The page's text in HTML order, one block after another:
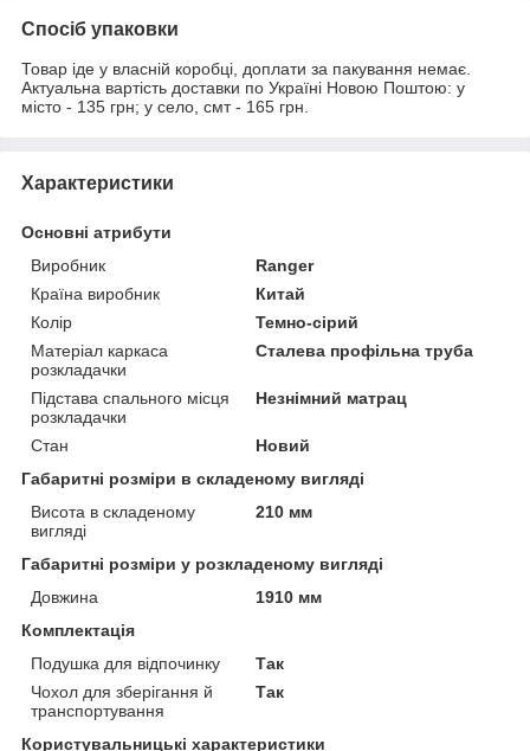
Спосіб упаковки
Товар іде у власній коробці, доплати за пакування немає.
Актуальна вартість доставки по Україні Новою Поштою: у
місто - 135 грн; у село, смт - 165 грн.
Характеристики
Основні атрибути
Виробник
Ranger
Країна виробник
Китай
Колір
Темно-сірий
Матеріал каркаса
розкладачки
Сталева профільна труба
Підстава спального місця
розкладачки
Незнімний матрац
Стан
Новий
Габаритні розміри в складеному вигляді
Висота в складеному
вигляді
210 мм
Габаритні розміри у розкладеному вигляді
Довжина
1910 мм
Комплектація
Подушка для відпочинку
Так
Чохол для зберігання й
транспортування
Так
Користувальницькі характеристики